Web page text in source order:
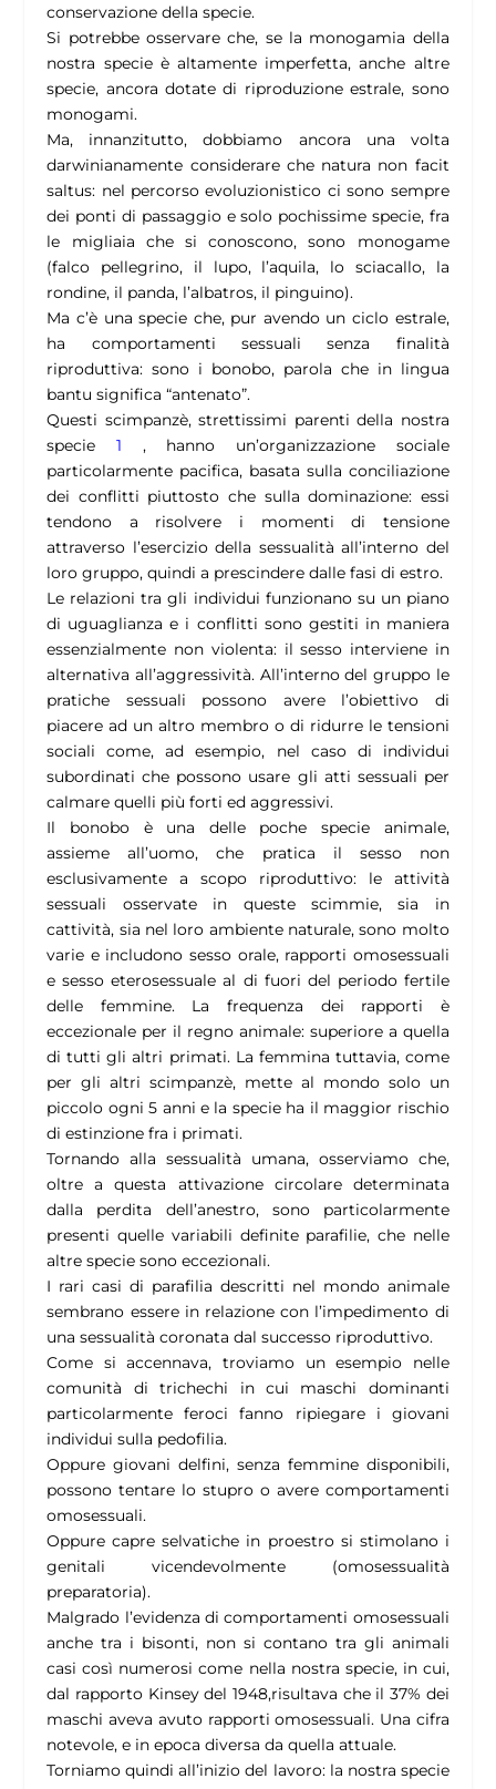
conservazione della specie.
Si potrebbe osservare che, se la monogamia della
nostra specie è altamente imperfetta, anche altre
specie, ancora dotate di riproduzione estrale, sono
monogami.
Ma, innanzitutto, dobbiamo ancora una volta
darwinianamente considerare che natura non facit
saltus: nel percorso evoluzionistico ci sono sempre
dei ponti di passaggio e solo pochissime specie, fra
le migliaia che si conoscono, sono monogame
(falco pellegrino, il lupo, l’aquila, lo sciacallo, la
rondine, il panda, l’albatros, il pinguino).
Ma c’è una specie che, pur avendo un ciclo estrale,
ha comportamenti sessuali senza finalità
riproduttiva: sono i bonobo, parola che in lingua
bantu significa “antenato”.
Questi scimpanzè, strettissimi parenti della nostra
specie1 , hanno un’organizzazione sociale
particolarmente pacifica, basata sulla conciliazione
dei conflitti piuttosto che sulla dominazione: essi
tendono a risolvere i momenti di tensione
attraverso l’esercizio della sessualità all’interno del
loro gruppo, quindi a prescindere dalle fasi di estro.
Le relazioni tra gli individui funzionano su un piano
di uguaglianza e i conflitti sono gestiti in maniera
essenzialmente non violenta: il sesso interviene in
alternativa all’aggressività. All’interno del gruppo le
pratiche sessuali possono avere l’obiettivo di
piacere ad un altro membro o di ridurre le tensioni
sociali come, ad esempio, nel caso di individui
subordinati che possono usare gli atti sessuali per
calmare quelli più forti ed aggressivi.
Il bonobo è una delle poche specie animale,
assieme all’uomo, che pratica il sesso non
esclusivamente a scopo riproduttivo: le attività
sessuali osservate in queste scimmie, sia in
cattività, sia nel loro ambiente naturale, sono molto
varie e includono sesso orale, rapporti omosessuali
e sesso eterosessuale al di fuori del periodo fertile
delle femmine. La frequenza dei rapporti è
eccezionale per il regno animale: superiore a quella
di tutti gli altri primati. La femmina tuttavia, come
per gli altri scimpanzè, mette al mondo solo un
piccolo ogni 5 anni e la specie ha il maggior rischio
di estinzione fra i primati.
Tornando alla sessualità umana, osserviamo che,
oltre a questa attivazione circolare determinata
dalla perdita dell’anestro, sono particolarmente
presenti quelle variabili definite parafilie, che nelle
altre specie sono eccezionali.
I rari casi di parafilia descritti nel mondo animale
sembrano essere in relazione con l’impedimento di
una sessualità coronata dal successo riproduttivo.
Come si accennava, troviamo un esempio nelle
comunità di trichechi in cui maschi dominanti
particolarmente feroci fanno ripiegare i giovani
individui sulla pedofilia.
Oppure giovani delfini, senza femmine disponibili,
possono tentare lo stupro o avere comportamenti
omosessuali.
Oppure capre selvatiche in proestro si stimolano i
genitali vicendevolmente (omosessualità
preparatoria).
Malgrado l’evidenza di comportamenti omosessuali
anche tra i bisonti, non si contano tra gli animali
casi così numerosi come nella nostra specie, in cui,
dal rapporto Kinsey del 1948,risultava che il 37% dei
maschi aveva avuto rapporti omosessuali. Una cifra
notevole, e in epoca diversa da quella attuale.
Torniamo quindi all’inizio del lavoro: la nostra specie